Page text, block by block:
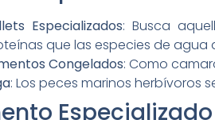
Especializados: Busca
que las especies de agua
Congelados: Como
: Los peces marinos herbívoros